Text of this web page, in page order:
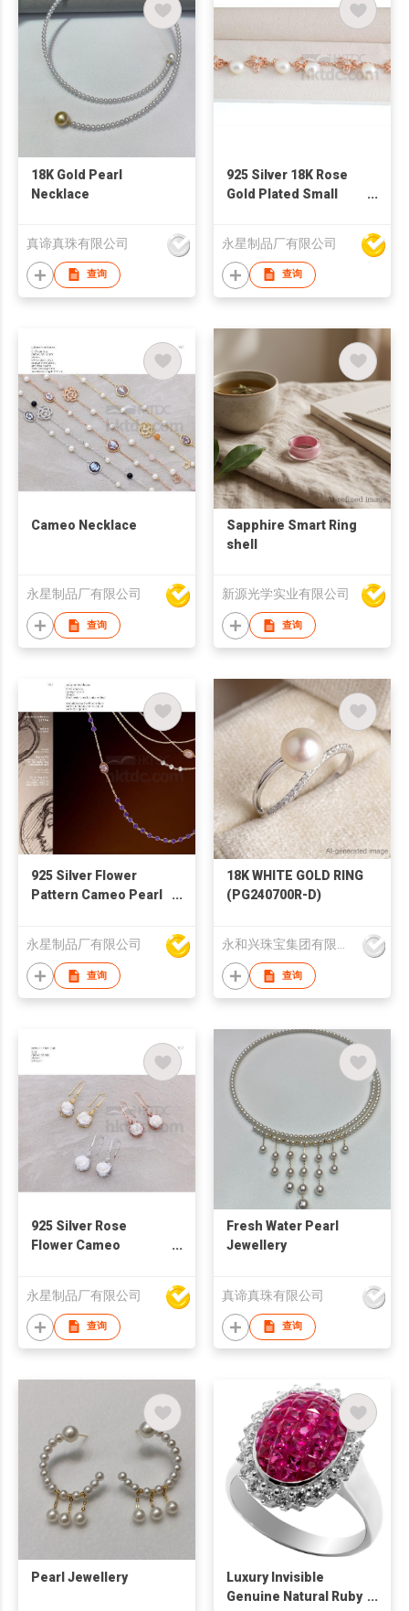
18K Gold Pearl
Necklace
真谛真珠有限公司
查询
925 Silver 18K Rose
Gold Plated Small
Swarovski Crystal
永星制品厂有限公司
查询
Cameo Necklace
永星制品厂有限公司
查询
Sapphire Smart Ring
shell
新源光学实业有限公司
查询
925 Silver Flower
Pattern Cameo Pearl
永星制品厂有限公司
查询
18K WHITE GOLD RING
(PG240700R-D)
永和兴珠宝集团有限公司
查询
925 Silver Rose
Flower Cameo
永星制品厂有限公司
查询
Fresh Water Pearl
Jewellery
真谛真珠有限公司
查询
Pearl Jewellery
Luxury Invisible
Genuine Natural Ruby